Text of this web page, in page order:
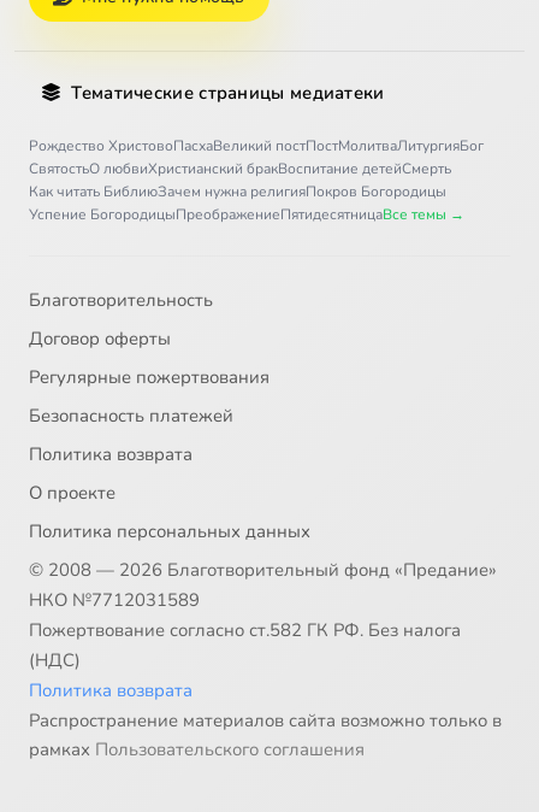
Тематические страницы медиатеки
Рождество ХристовоПасхаВеликий постПостМолитваЛитургияБог
СвятостьО любвиХристианский бракВоспитание детейСмерть
Как читать БиблиюЗачем нужна религияПокров Богородицы
Успение БогородицыПреображениеПятидесятницаВсе темы →
Благотворительность
Договор оферты
Регулярные пожертвования
Безопасность платежей
Политика возврата
О проекте
Политика персональных данных
© 2008 — 2026 Благотворительный фонд «Предание»
НКО №7712031589
Пожертвование согласно ст.582 ГК РФ. Без налога
(НДС)
Политика возврата
Распространение материалов сайта возможно только в
рамках Пользовательского соглашения